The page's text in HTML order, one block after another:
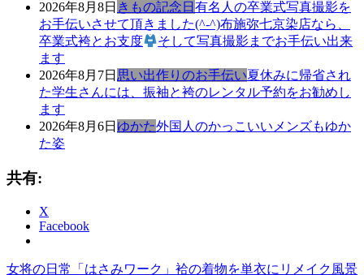
2026年8月8日 きもの記念日 有名人の卒業式写真撮影を
お手伝いさせて頂きました(^-^)布施弥七京染店なら、
卒業式袴とお支度
そして写真撮影までお手伝い出来
ます
2026年8月7日 思い出作りのお手伝い夏休みに帰省され
た学生さんには、振袖と袴のレンタル予約をお勧めし
ます
2026年8月6日 ゆかた外国人のかっこいいメンズもゆか
た姿
共有:
X
Facebook
き
前
女将の日常「はさみワーク」袷の着物を単衣にリメイク風景